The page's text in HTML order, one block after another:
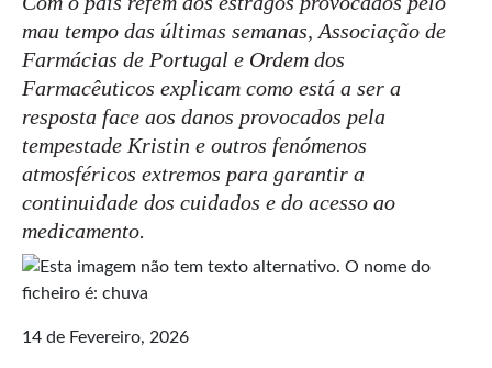
mau tempo das últimas semanas, Associação de
Farmácias de Portugal e Ordem dos
Farmacêuticos explicam como está a ser a
resposta face aos danos provocados pela
tempestade Kristin e outros fenómenos
atmosféricos extremos para garantir a
continuidade dos cuidados e do acesso ao
medicamento.
14 de Fevereiro, 2026